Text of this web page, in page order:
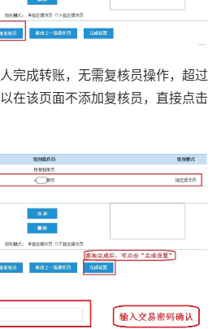
完成转账，无需复核员操作，超过
在该页面不添加复核员，直接点击